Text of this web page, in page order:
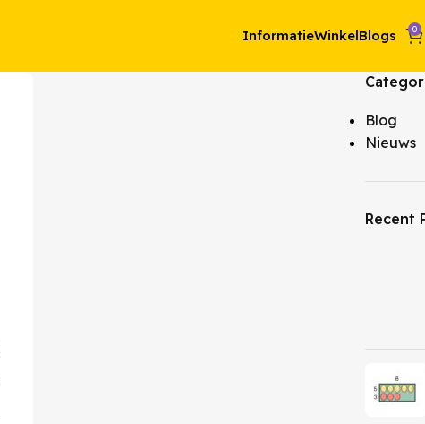
InformatieWinkelBlogs 0
Blog
Nieuws
Recent